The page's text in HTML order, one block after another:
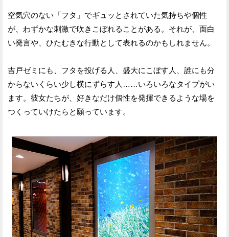
空気穴のない「フタ」でギュッとされていた気持ちや個性
が、わずかな刺激で吹きこぼれることがある。それが、面白
い発言や、ひたむきな行動として表れるのかもしれません。
吉戸ゼミにも、フタを投げる人、盛大にこぼす人、誰にも分
からないくらい少し横にずらす人……いろいろなタイプがい
ます。彼女たちが、好きなだけ個性を発揮できるような場を
つくっていけたらと願っています。